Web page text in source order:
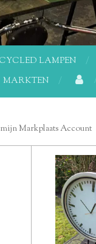
LAMPEN
MARKTEN
Markplaats Account